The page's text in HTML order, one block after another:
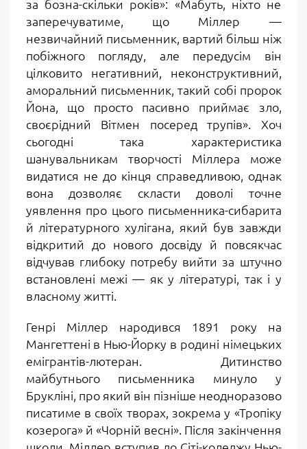
за бозна-скільки років»: «Мабуть, ніхто не
заперечуватиме, що Міллер —
незвичайний письменник, вартий більш ніж
побіжного погляду, але передусім він
цілковито негативний, неконструктивний,
аморальний письменник, такий собі пророк
Йона, що просто пасивно приймає зло,
своєрідний Вітмен посеред трупів». Хоч
сьогодні така характеристика
шанувальникам творчості Міллера може
видатися не до кінця справедливою, однак
вона дозволяє скласти доволі точне
уявлення про цього письменника-сибарита
й літературного хулігана, який був завжди
відкритий до нового досвіду й повсякчас
відчував глибоку потребу вийти за штучно
встановлені межі — як у літературі, так і у
власному житті.
Генрі Міллер народився 1891 року на
Мангеттені в Нью-Йорку в родині німецьких
емігрантів-лютеран. Дитинство
майбутнього письменника минуло у
Брукліні, про який він пізніше неодноразово
писатиме в своїх творах, зокрема у «Тропіку
козерога» й «Чорній весні». Після закінчення